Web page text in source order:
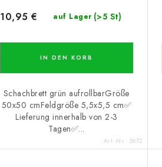
auf Lager (>5 St)
10,95 €
IN DEN KORB
Schachbrett grün aufrollbarGröße
50x50 cmFeldgröße 5,5x5,5 cm✅
Lieferung innerhalb von 2-3
Tagen✅...
Art.-Nr.: 5672